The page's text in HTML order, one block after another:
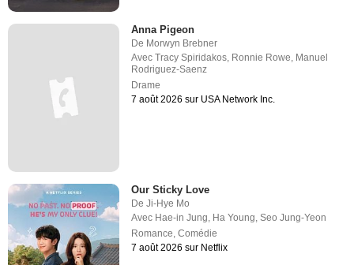
Anna Pigeon
De Morwyn Brebner
AvecTracy Spiridakos Ronnie Rowe Manuel
Rodriguez-Saenz
Drame
7 août 2026 sur USA Network Inc.
Our Sticky Love
DeJi-Hye Mo
Avec Hae-in Jung, Ha Young,Seo Jung-Yeon
Romance,Comédie
7 août 2026 sur Netflix